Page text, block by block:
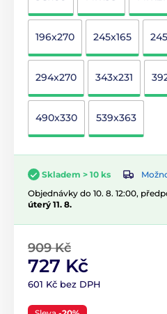
196x270 245x165
294x270 343x231
490x330 539x363
Skladem > 10 ks
Objednávky do 10. 8. 12:00,
úterý 11. 8.
909 Kč
727 Kč
601 Kč bez DPH